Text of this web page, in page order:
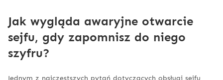
Jak wygląda awaryjne otwarcie
sejfu, gdy zapomnisz do niego
szyfru?
Jednym z najczęstszych pytań dotyczących obsługi sejfu